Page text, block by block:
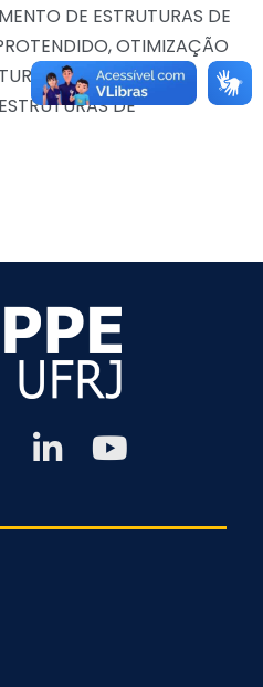
DE ESTRUTURAS DE
OTIMIZAÇÃO
DE CONCRETO,
DE